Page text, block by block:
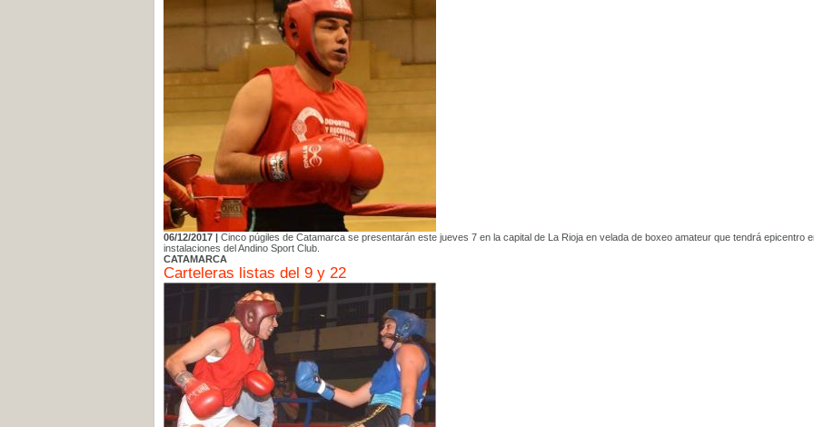
06/12/2017 | Cinco púgiles de Catamarca se presentarán este jueves 7 en la capital de La Rioja en velada de boxeo amateur que tendrá epicentro
instalaciones del Andino Sport Club.
CATAMARCA
Carteleras listas del 9 y 22